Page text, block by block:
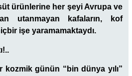
ürünlerine her şeyi Avrupa ve
utanmayan kafaların, kof
işe yaramamaktaydı.
kozmik günün “bin dünya yılı”